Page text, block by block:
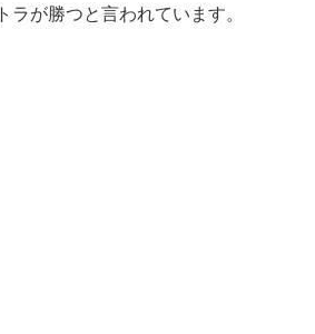
ラが勝つと言われています。